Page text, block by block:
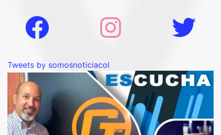
Tweets by somosnoticiacol